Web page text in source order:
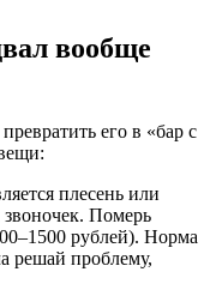
вообще
его в «бар с
плесень или
Померь
рублей). Норма
решай проблему,